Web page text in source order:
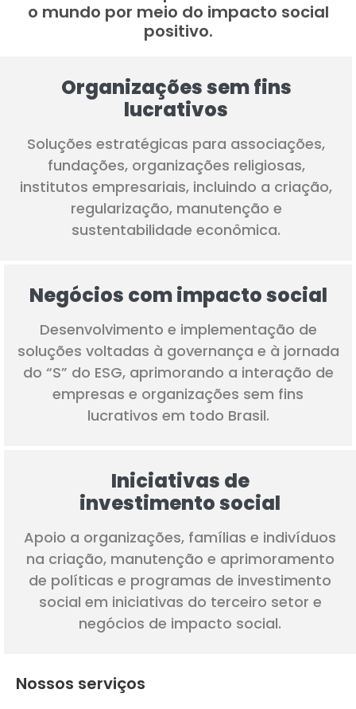
o mundo por meio do impacto social
positivo.
Organizações sem fins
lucrativos​
Soluções estratégicas para associações,
fundações, organizações religiosas,
institutos empresariais, incluindo a criação,
regularização, manutenção e
sustentabilidade econômica.
Negócios com impacto social
Desenvolvimento e implementação de
soluções voltadas à governança e à jornada
do “S” do ESG, aprimorando a interação de
empresas e organizações sem fins
lucrativos em todo Brasil.
Iniciativas de
investimento social
Apoio a organizações, famílias e indivíduos
na criação, manutenção e aprimoramento
de políticas e programas de investimento
social em iniciativas do terceiro setor e
negócios de impacto social.
Nossos serviços